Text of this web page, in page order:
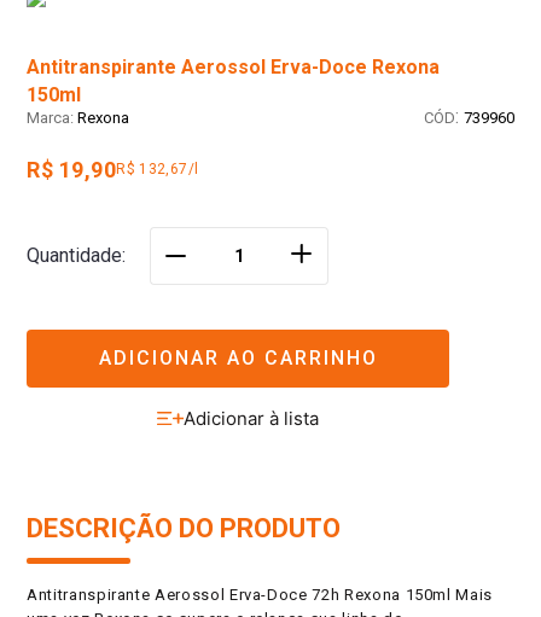
Antitranspirante Aerossol Erva-Doce Rexona
150ml
Rexona : 739960
R$ 19,90R$ 132,67/l
Quantidade ＋
ADICIONAR AO CARRINHO
DESCRIÇÃO DO PRODUTO
Antitranspirante Aerossol Erva-Doce 72h Rexona 150ml Mais